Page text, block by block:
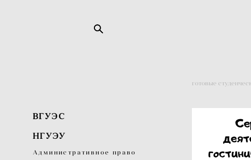
ВГУЭС
НГУЭУ
Административное право
готовые